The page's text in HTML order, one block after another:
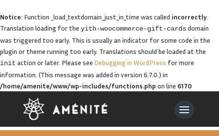
Notice: Function _load_textdomain_just_in_time was called incorrectly
Translation loading for the yith-woocommerce-gift-cardsdomain
was triggered too early. This is usually an indicator for some code in the
plugin or theme running too early. Translations should be loaded at the
init action or later. Please see Debugging in WordPress for more
information. (This message was added in version 6.7.0.) in
/home/amenite/www/wp-includes/functions.php on line 6170